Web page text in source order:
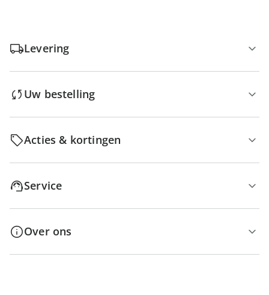
Levering
Uw bestelling
Acties & kortingen
Service
Over ons